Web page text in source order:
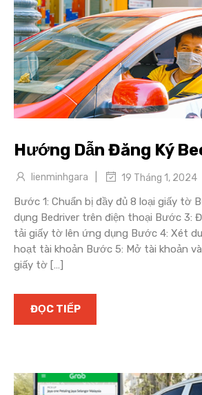
Hướng Dẫn Đăng Ký
lienminhgara 19 Tháng 1, 2024
Bước 1: Chuẩn bị đầy đủ 8 loại giấy tờ
dụng Bedriver trên điện thoại Bước 3:
tải giấy tờ lên ứng dụng Bước 4: Xét
hoạt tài khoản Bước 5: Mở tài khoản
giấy tờ […]
ĐỌC TIẾP